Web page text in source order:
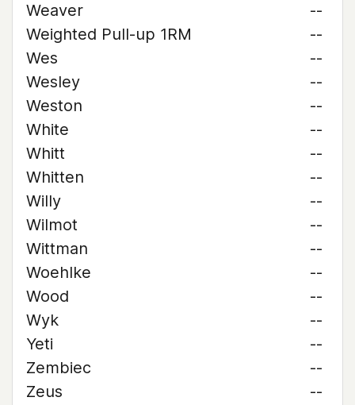
Weaver
--
Weighted Pull-up 1RM
--
Wes
--
Wesley
--
Weston
--
White
--
Whitt
--
Whitten
--
Willy
--
Wilmot
--
Wittman
--
Woehlke
--
Wood
--
Wyk
--
Yeti
--
Zembiec
--
Zeus
--